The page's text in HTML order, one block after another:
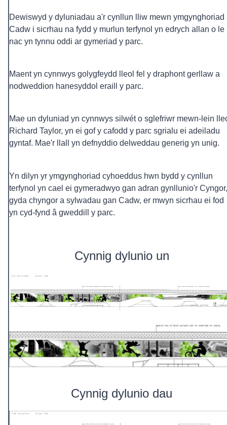
Dewiswyd y dyluniadau a'r cynllun lliw mewn ymgynghoriad
Cadw i sicrhau na fydd y murlun terfynol yn edrych allan o le
nac yn tynnu oddi ar gymeriad y parc.
Maent yn cynnwys golygfeydd lleol fel y draphont gerllaw a
nodweddion hanesyddol eraill y parc.
Mae un dyluniad yn cynnwys silwét o sglefriwr mewn-lein
Richard Taylor, yn ei gof y cafodd y parc sgrialu ei adeiladu
gyntaf. Mae'r llall yn defnyddio delweddau generig yn unig.
Yn dilyn yr ymgynghoriad cyhoeddus hwn bydd y cynllun
terfynol yn cael ei gymeradwyo gan adran gynllunio'r Cyngor,
gyda chyngor a sylwadau gan Cadw, er mwyn sicrhau ei fod
yn cyd-fynd â gweddill y parc.
Cynnig dylunio un
Cynnig dylunio dau